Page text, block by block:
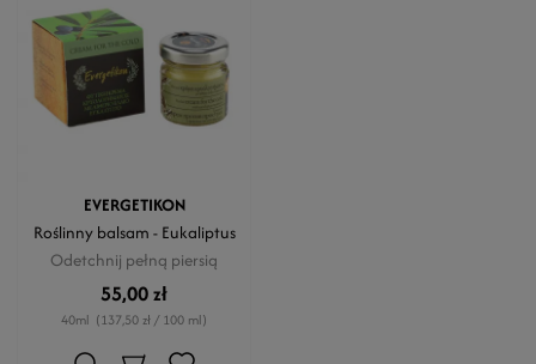
EVERGETIKON
Roślinny balsam - Eukaliptus
Odetchnij pełną piersią
55,00 zł
40ml (137,50 zł / 100 ml)